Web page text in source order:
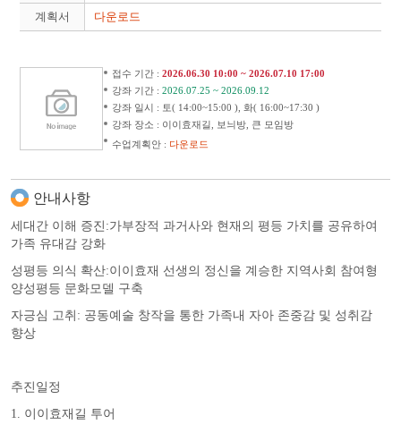
계획서 다운로드
접수 기간 : 2026.06.30 10:00 ~ 2026.07.10 17:00
강좌 기간 : 2026.07.25 ~ 2026.09.12
강좌 일시 : 토( 14:00~15:00 ), 화( 16:00~17:30 )
강좌 장소 : 이이효재길, 보늬방, 큰 모임방
수업계획안 : 다운로드
안내사항
세대간 이해 증진:가부장적 과거사와 현재의 평등 가치를 공유하여
가족 유대감 강화
성평등 의식 확산:이이효재 선생의 정신을 계승한 지역사회 참여형
양성평등 문화모델 구축
자긍심 고취: 공동예술 창작을 통한 가족내 자아 존중감 및 성취감
향상
추진일정
1. 이이효재길 투어